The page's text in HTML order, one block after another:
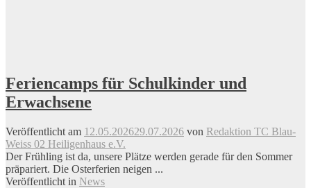
Feriencamps für Schulkinder und
Erwachsene
Veröffentlicht am 12.05.202629.07.2026 von Redaktion TC Blau-
Weiss 02 Heiligenhaus e.V.
Der Frühling ist da, unsere Plätze werden gerade für den Sommer
präpariert. Die Osterferien neigen ...
Veröffentlicht in News